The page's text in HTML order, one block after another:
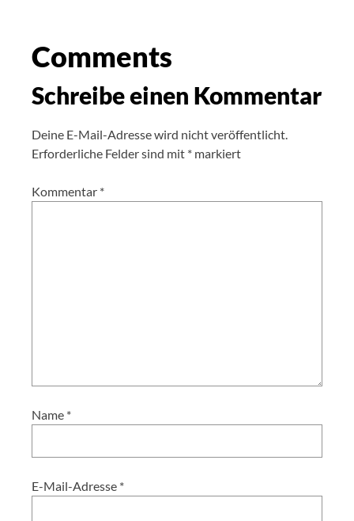
Comments
Schreibe einen Kommentar
Deine E-Mail-Adresse wird nicht veröffentlicht.
Erforderliche Felder sind mit * markiert
Kommentar *
Name *
E-Mail-Adresse *